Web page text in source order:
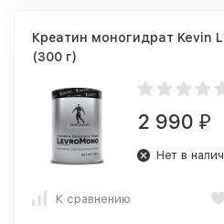
Креатин моногидрат Kevin
(300 г)
2 990 ₽
Нет в
К сравнению